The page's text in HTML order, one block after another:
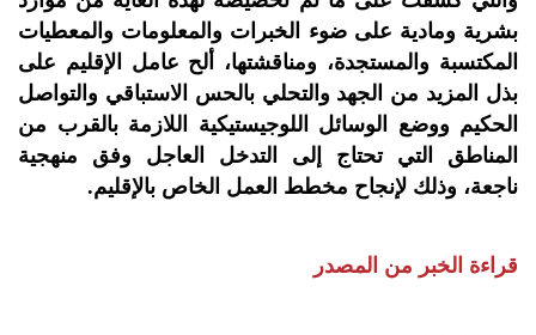
بشرية ومادية على ضوء الخبرات والمعلومات والمعطيات
المكتسبة والمستجدة، ومناقشتها، ألح عامل الإقليم على
بذل المزيد من الجهد والتحلي بالحس الاستباقي والتواصل
الحكيم ووضع الوسائل اللوجيستيكية اللازمة بالقرب من
المناطق التي تحتاج إلى التدخل العاجل وفق منهجية
ناجعة، وذلك لإنجاح مخطط العمل الخاص بالإقليم.
قراءة الخبر من المصدر